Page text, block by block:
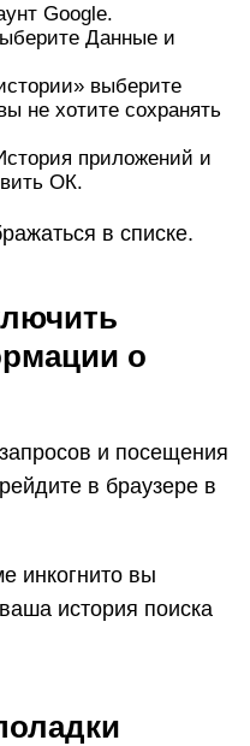
Google.
Данные и
выберите
не хотите сохранять
приложений и
ОК.
в списке.
о
и посещения
в браузере в
инкогнито вы
история поиска